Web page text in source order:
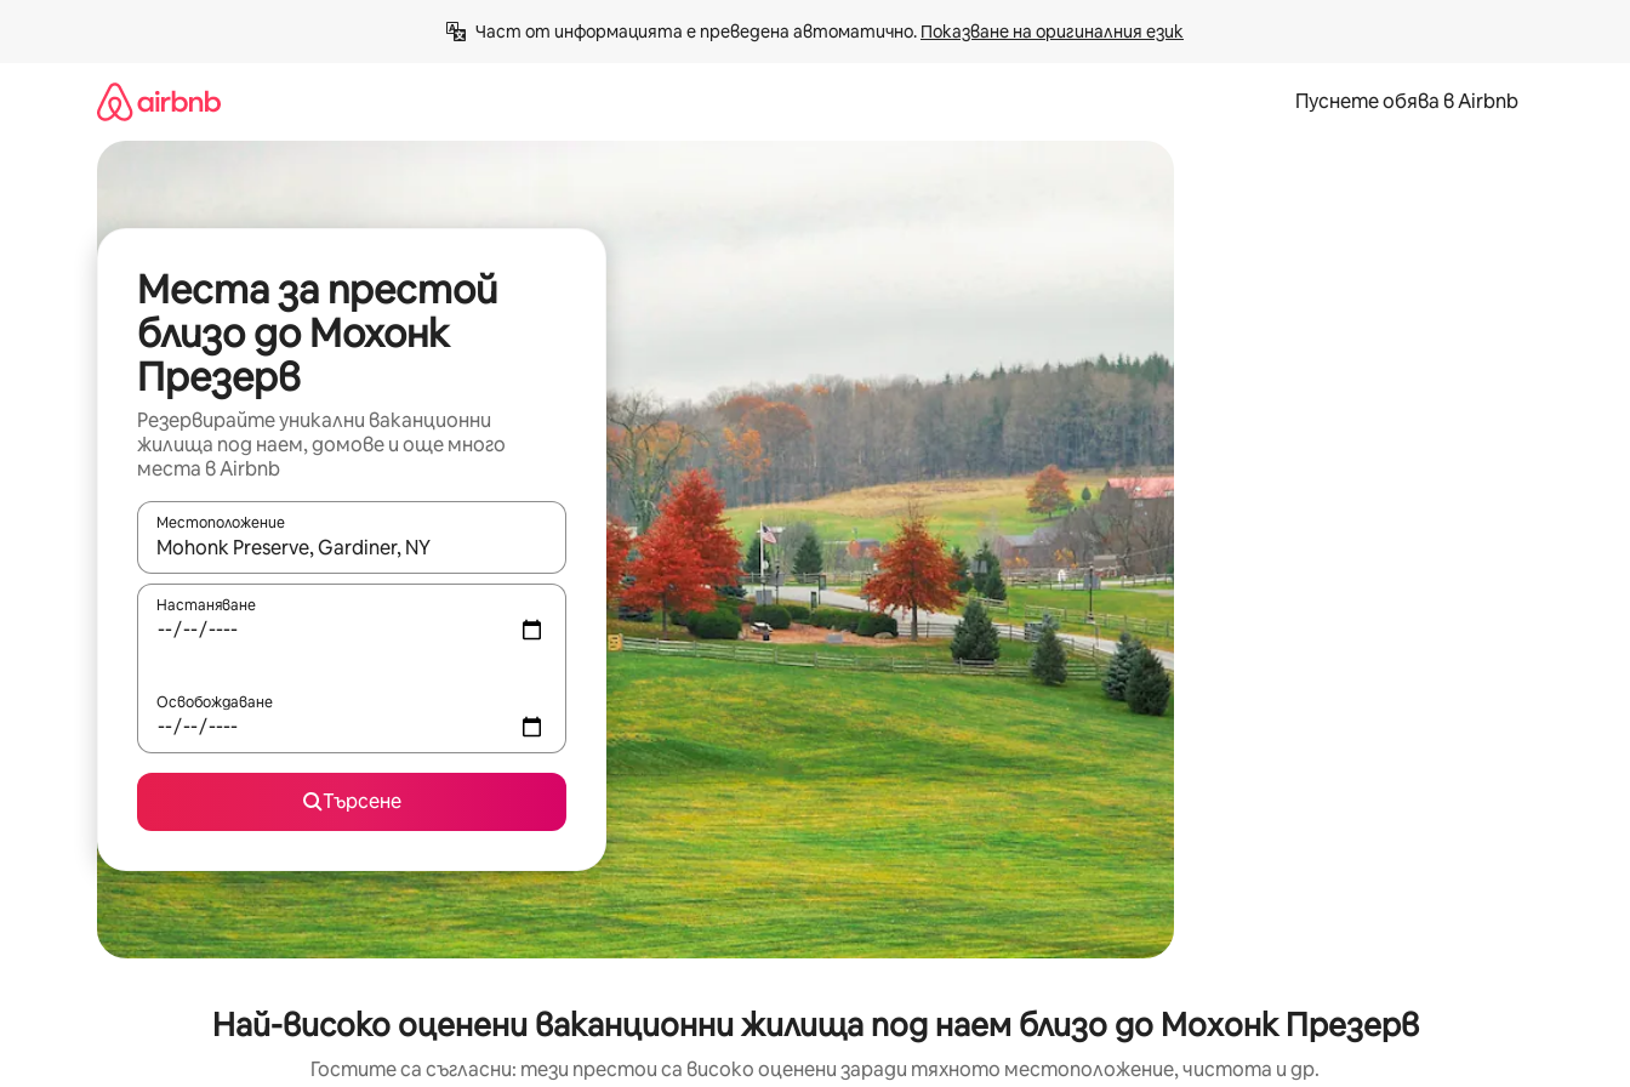
Част от информацията е преведена автоматично. Показване на оригиналния език
Пуснете обява в Airbnb
Места за престой
близо до Мохонк
Презерв
Резервирайте уникални ваканционни
жилища под наем, домове и още много
места в Airbnb
Местоположение
Когато резултатите се покажат, използвайте клавишите със стрелки нагоре и надолу или навигирайте с докосване или плъзгане.
Настаняване
Освобождаване
Търсене
Най-високо оценени ваканционни жилища под наем близо до Мохонк Презерв
Гостите са съгласни: тези престои са високо оценени заради тяхното местоположение, чистота и др.